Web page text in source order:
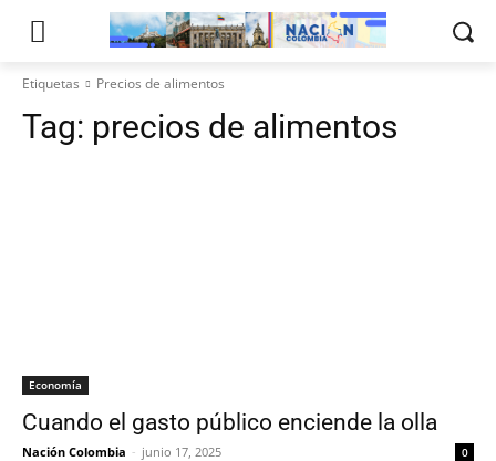
Etiquetas Precios de alimentos
Tag: precios de alimentos
Economía
Cuando el gasto público enciende la olla
Nación Colombia - junio 17, 2025 0